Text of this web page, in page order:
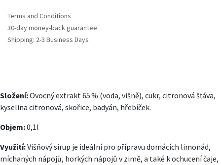
Terms and Conditions
30-day money-back guarantee
Shipping: 2-3 Business Days
Složení:Ovocný extrakt 65 % (voda, višně), cukr, citronová šťáva,
kyselina citronová, skořice, badyán, hřebíček.
Objem:0,1l
Využití:Višňový sirup je ideální pro přípravu domácích limonád,
míchaných nápojů, horkých nápojů v zimě, a také k ochucení čaje,